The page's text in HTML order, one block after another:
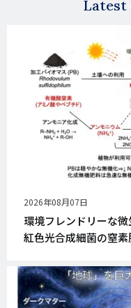
Latest
公
開
日
2026年08月07日
環境フレンドリーな
紅色光合成細菌の窒